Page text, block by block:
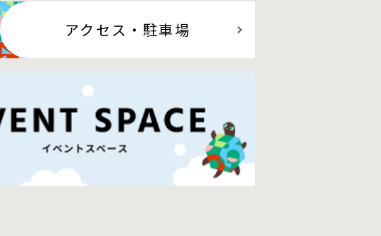
アクセス ・駐車場